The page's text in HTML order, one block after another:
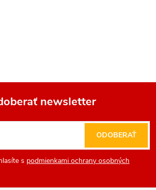
newsletter
s podmienkami ochrany osobných
ODOBERAŤ